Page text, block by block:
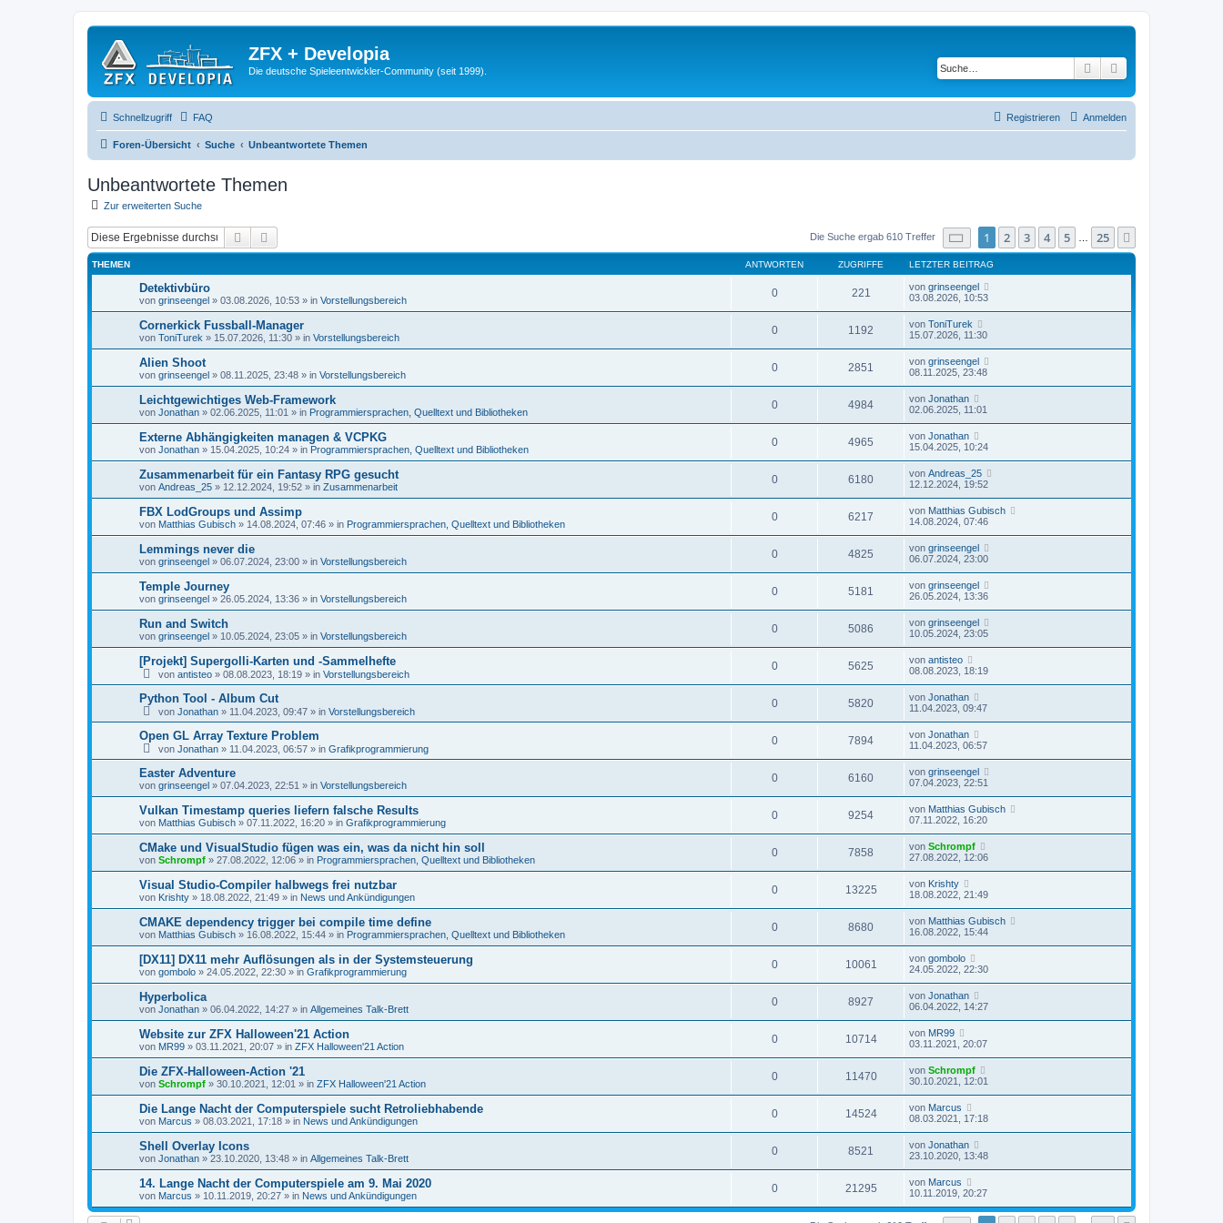
ZFX + Developia
Die deutsche Spieleentwickler-Community (seit 1999). Suche
Schnellzugriff FAQ Anmelden
Registrieren
Foren-Übersicht Suche Unbeantwortete Themen
Unbeantwortete Themen
Zur erweiterten Suche
Suche Die Suche ergab 610 Treffer Seite von25
1 2 3 4 5 25
THEMEN ANTWORTEN ZUGRIFFE LETZTER BEITRAG
Detektivbüro
von grinseengel » 03.08.2026, 10:53 » in Vorstellungsbereich
0 221 von grinseengel
03.08.2026, 10:53
Cornerkick Fussball-Manager
von ToniTurek » 15.07.2026, 11:30 » in Vorstellungsbereich
0 1192 von ToniTurek
15.07.2026, 11:30
Alien Shoot
von grinseengel » 08.11.2025, 23:48 » in Vorstellungsbereich
0 2851 von grinseengel
08.11.2025, 23:48
Leichtgewichtiges Web-Framework
von Jonathan » 02.06.2025, 11:01 » in Programmiersprachen, Quelltext und Bibliotheken
0 4984 von Jonathan
02.06.2025, 11:01
Externe Abhängigkeiten managen & VCPKG
von Jonathan » 15.04.2025, 10:24 » in Programmiersprachen, Quelltext und Bibliotheken
0 4965 von Jonathan
15.04.2025, 10:24
Zusammenarbeit für ein Fantasy RPG gesucht
von Andreas_25 » 12.12.2024, 19:52 » in Zusammenarbeit
0 6180 von Andreas_25
12.12.2024, 19:52
FBX LodGroups und Assimp
von Matthias Gubisch » 14.08.2024, 07:46 » in Programmiersprachen, Quelltext und Bibliotheken
0 6217 von Matthias Gubisch
14.08.2024, 07:46
Lemmings never die
von grinseengel » 06.07.2024, 23:00 » in Vorstellungsbereich
0 4825 von grinseengel
06.07.2024, 23:00
Temple Journey
von grinseengel » 26.05.2024, 13:36 » in Vorstellungsbereich
0 5181 von grinseengel
26.05.2024, 13:36
Run and Switch
von grinseengel » 10.05.2024, 23:05 » in Vorstellungsbereich
0 5086 von grinseengel
10.05.2024, 23:05
[Projekt] Supergolli-Karten und -Sammelhefte
von antisteo » 08.08.2023, 18:19 » in Vorstellungsbereich
0 5625 von antisteo
08.08.2023, 18:19
Python Tool - Album Cut
von Jonathan » 11.04.2023, 09:47 » in Vorstellungsbereich
0 5820 von Jonathan
11.04.2023, 09:47
Open GL Array Texture Problem
von Jonathan » 11.04.2023, 06:57 » in Grafikprogrammierung
0 7894 von Jonathan
11.04.2023, 06:57
Easter Adventure
von grinseengel » 07.04.2023, 22:51 » in Vorstellungsbereich
0 6160 von grinseengel
07.04.2023, 22:51
Vulkan Timestamp queries liefern falsche Results
von Matthias Gubisch » 07.11.2022, 16:20 » in Grafikprogrammierung
0 9254 von Matthias Gubisch
07.11.2022, 16:20
CMake und VisualStudio fügen was ein, was da nicht hin soll
von Schrompf » 27.08.2022, 12:06 » in Programmiersprachen, Quelltext und Bibliotheken
0 7858 von Schrompf
27.08.2022, 12:06
Visual Studio-Compiler halbwegs frei nutzbar
von Krishty » 18.08.2022, 21:49 » in News und Ankündigungen
0 13225 von Krishty
18.08.2022, 21:49
CMAKE dependency trigger bei compile time define
von Matthias Gubisch » 16.08.2022, 15:44 » in Programmiersprachen, Quelltext und Bibliotheken
0 8680 von Matthias Gubisch
16.08.2022, 15:44
[DX11] DX11 mehr Auflösungen als in der Systemsteuerung
von gombolo » 24.05.2022, 22:30 » in Grafikprogrammierung
0 10061 von gombolo
24.05.2022, 22:30
Hyperbolica
von Jonathan » 06.04.2022, 14:27 » in Allgemeines Talk-Brett
0 8927 von Jonathan
06.04.2022, 14:27
Website zur ZFX Halloween'21 Action
von MR99 » 03.11.2021, 20:07 » in ZFX Halloween'21 Action
0 10714 von MR99
03.11.2021, 20:07
Die ZFX-Halloween-Action '21
von Schrompf » 30.10.2021, 12:01 » in ZFX Halloween'21 Action
0 11470 von Schrompf
30.10.2021, 12:01
Die Lange Nacht der Computerspiele sucht Retroliebhabende
von Marcus » 08.03.2021, 17:18 » in News und Ankündigungen
0 14524 von Marcus
08.03.2021, 17:18
Shell Overlay Icons
von Jonathan » 23.10.2020, 13:48 » in Allgemeines Talk-Brett
0 8521 von Jonathan
23.10.2020, 13:48
14. Lange Nacht der Computerspiele am 9. Mai 2020
von Marcus » 10.11.2019, 20:27 » in News und Ankündigungen
0 21295 von Marcus
10.11.2019, 20:27